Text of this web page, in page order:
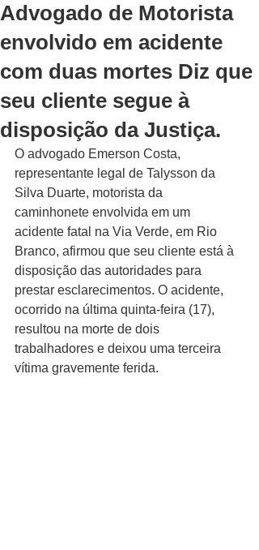
Advogado de Motorista
envolvido em acidente
com duas mortes Diz que
seu cliente segue à
disposição da Justiça.
O advogado Emerson Costa,
representante legal de Talysson da
Silva Duarte, motorista da
caminhonete envolvida em um
acidente fatal na Via Verde, em Rio
Branco, afirmou que seu cliente está à
disposição das autoridades para
prestar esclarecimentos. O acidente,
ocorrido na última quinta-feira (17),
resultou na morte de dois
trabalhadores e deixou uma terceira
vítima gravemente ferida.